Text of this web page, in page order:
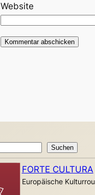
Website
Suchen
FORTE CULTURA
Europäische